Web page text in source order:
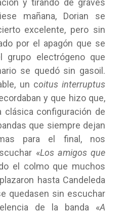
y tirando de graves
mañana, Dorian se
excelente, pero sin
por el apagón que se
grupo electrógeno que
se quedó sin gasoil.
un coitus interruptus
y que hizo que,
clásica configuración de
que siempre dejan
para el final, nos
«Los amigos que
el colmo que muchos
hasta Candeleda
quedasen sin escuchar
de la banda «A